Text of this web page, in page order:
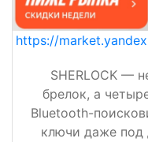
https://
SHERLOCK —
брелок, а
Bluetooth-
ключи даже под